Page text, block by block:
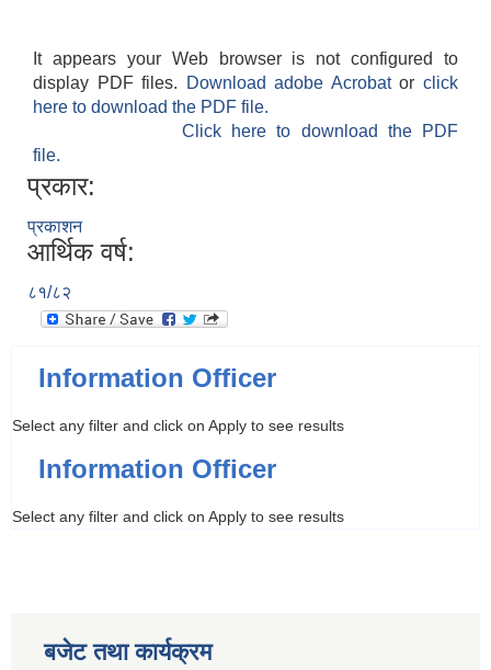
It appears your Web browser is not configured to
display PDF files.
Download adobe Acrobatorclick
here to download the PDF file.
Click here to download the PDF
file.
प्रकार:
प्रकाशन
आर्थिक वर्ष:
८१/८२
Information Officer
Select any filter and click on Apply to see results
Information Officer
Select any filter and click on Apply to see results
बजेट तथा कार्यक्रम